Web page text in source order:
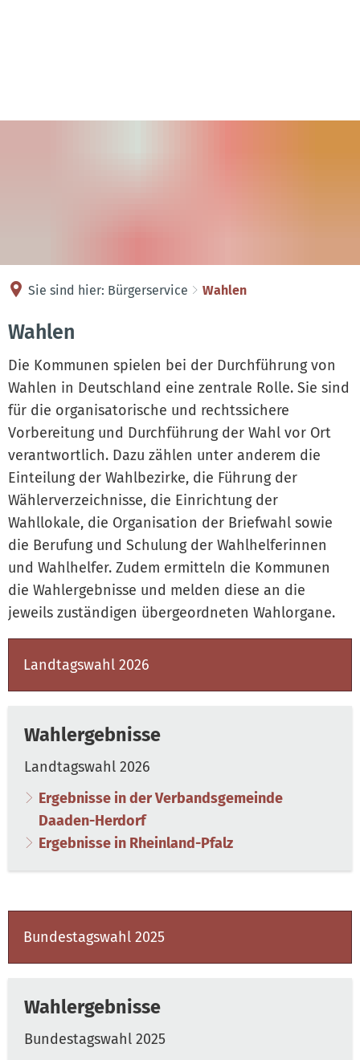
Sie sind hier: Bürgerservice Wahlen
Wahlen
Wahlen
Die Kommunen spielen bei der Durchführung von
Wahlen in Deutschland eine zentrale Rolle. Sie sind
für die organisatorische und rechtssichere
Vorbereitung und Durchführung der Wahl vor Ort
verantwortlich. Dazu zählen unter anderem die
Einteilung der Wahlbezirke, die Führung der
Wählerverzeichnisse, die Einrichtung der
Wahllokale, die Organisation der Briefwahl sowie
die Berufung und Schulung der Wahlhelferinnen
und Wahlhelfer. Zudem ermitteln die Kommunen
die Wahlergebnisse und melden diese an die
jeweils zuständigen übergeordneten Wahlorgane.
Landtagswahl 2026
Wahlergebnisse
Landtagswahl 2026
Ergebnisse in der Verbandsgemeinde
Daaden-Herdorf
Ergebnisse in Rheinland-Pfalz
Bundestagswahl 2025
Wahlergebnisse
Bundestagswahl 2025